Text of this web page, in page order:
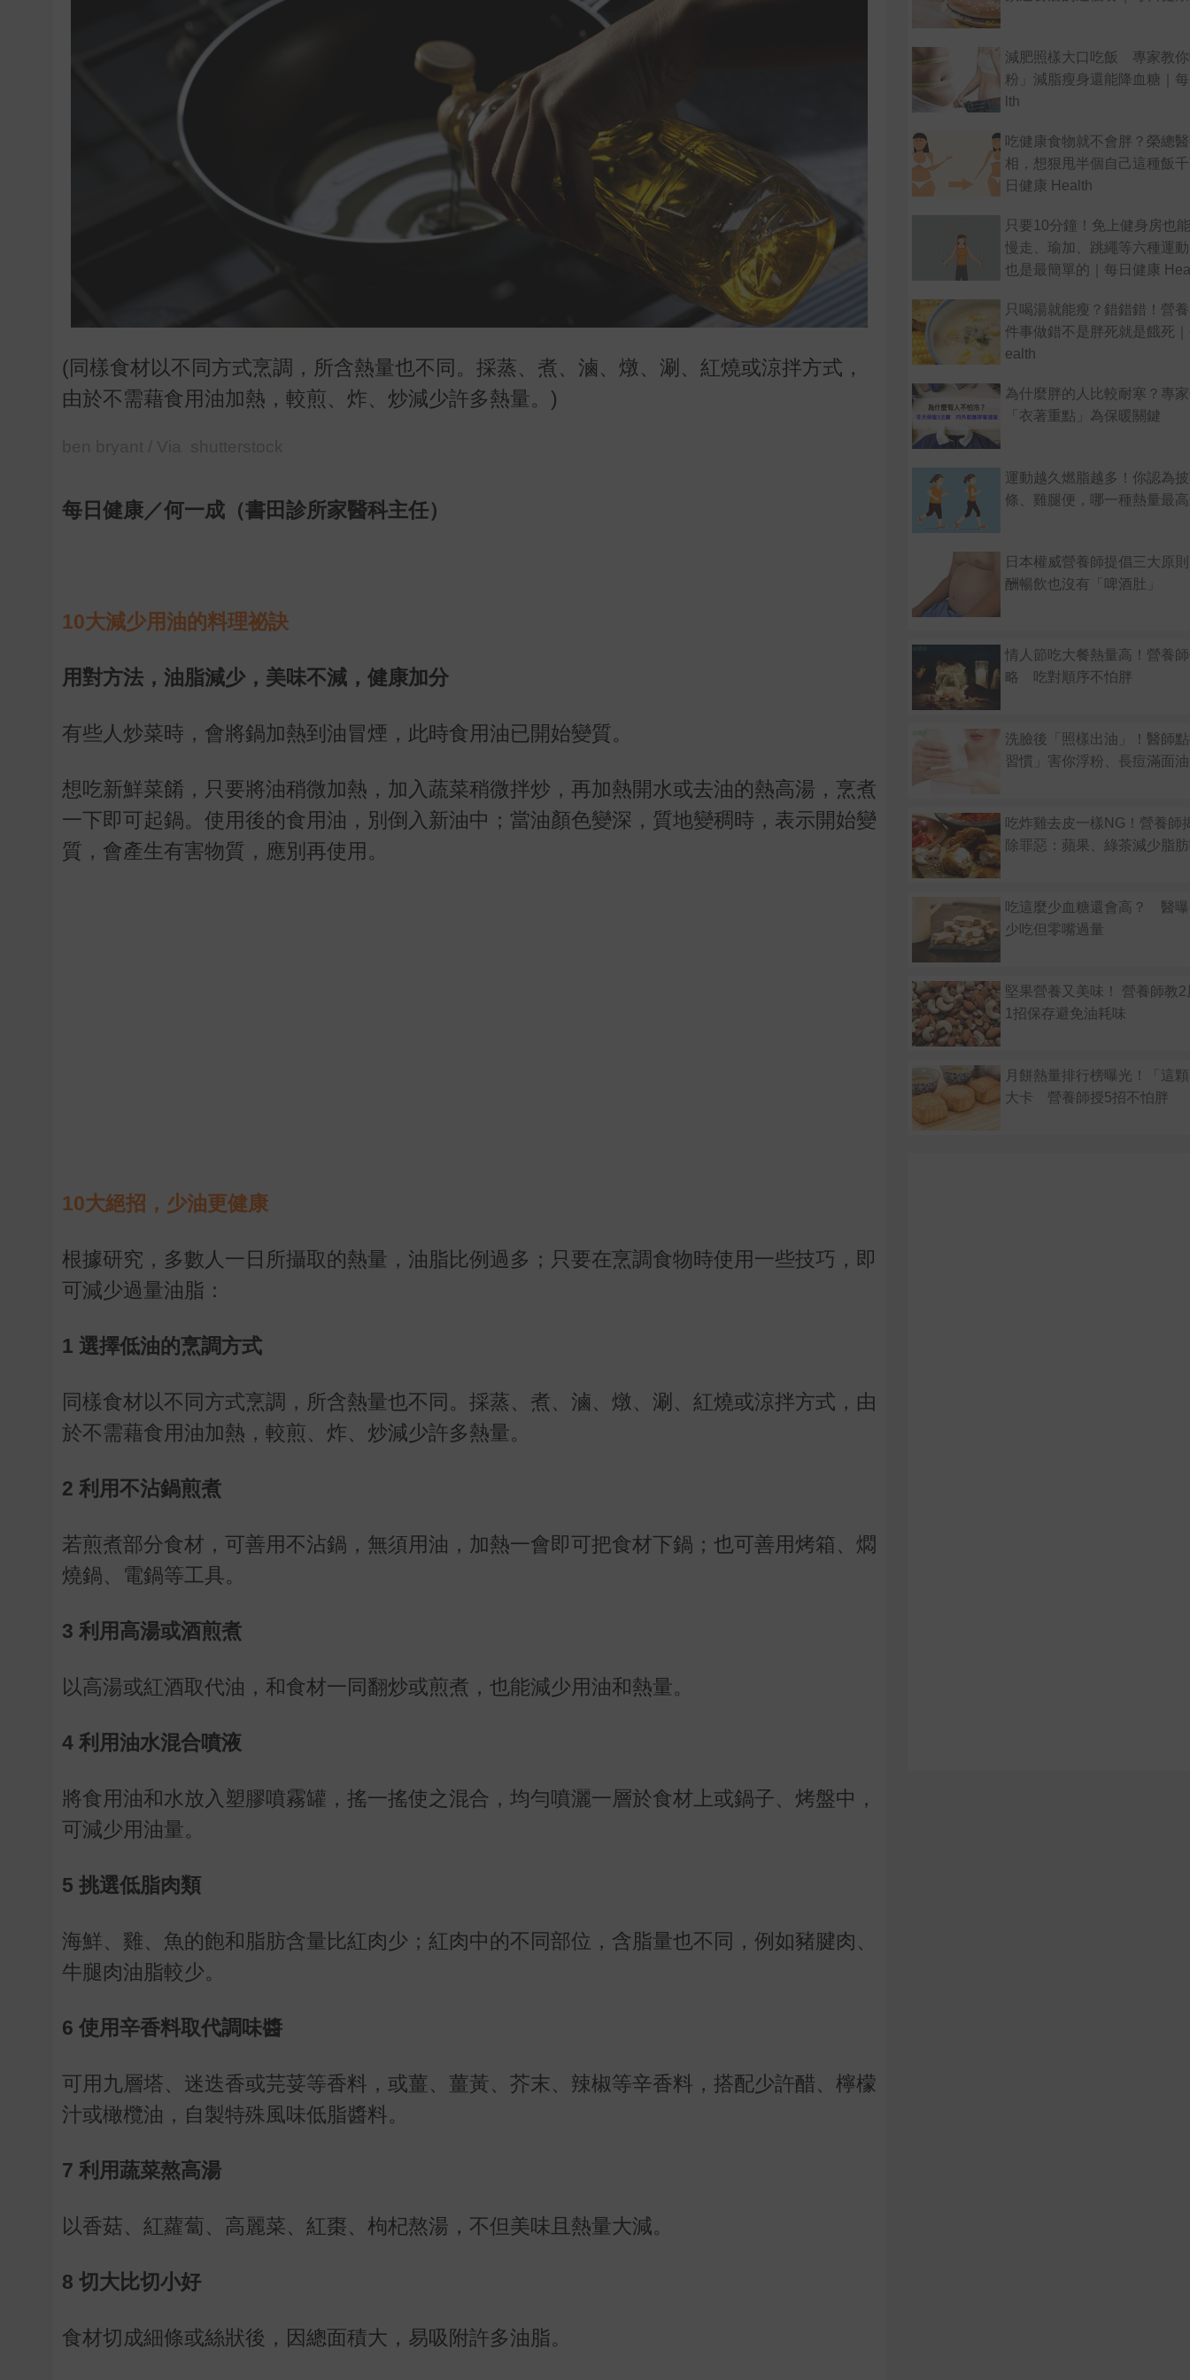
(同樣食材以不同方式烹調，所含熱量也不同。採蒸、煮、滷、燉、涮、紅燒或涼拌方式，
由於不需藉食用油加熱，較煎、炸、炒減少許多熱量。)
每日健康／何一成（書田診所家醫科主任）
10大減少用油的料理祕訣
用對方法，油脂減少，美味不減，健康加分
有些人炒菜時，會將鍋加熱到油冒煙，此時食用油已開始變質。
想吃新鮮菜餚，只要將油稍微加熱，加入蔬菜稍微拌炒，再加熱開水或去油的熱高湯，烹煮
一下即可起鍋。使用後的食用油，別倒入新油中；當油顏色變深，質地變稠時，表示開始變
質，會產生有害物質，應別再使用。
10大絕招，少油更健康
根據研究，多數人一日所攝取的熱量，油脂比例過多；只要在烹調食物時使用一些技巧，即
可減少過量油脂：
1 選擇低油的烹調方式
同樣食材以不同方式烹調，所含熱量也不同。採蒸、煮、滷、燉、涮、紅燒或涼拌方式，由
於不需藉食用油加熱，較煎、炸、炒減少許多熱量。
2 利用不沾鍋煎煮
若煎煮部分食材，可善用不沾鍋，無須用油，加熱一會即可把食材下鍋；也可善用烤箱、燜
燒鍋、電鍋等工具。
3 利用高湯或酒煎煮
以高湯或紅酒取代油，和食材一同翻炒或煎煮，也能減少用油和熱量。
4 利用油水混合噴液
將食用油和水放入塑膠噴霧罐，搖一搖使之混合，均勻噴灑一層於食材上或鍋子、烤盤中，
可減少用油量。
5 挑選低脂肉類
海鮮、雞、魚的飽和脂肪含量比紅肉少；紅肉中的不同部位，含脂量也不同，例如豬腱肉、
牛腿肉油脂較少。
6 使用辛香料取代調味醬
可用九層塔、迷迭香或芫荽等香料，或薑、薑黃、芥末、辣椒等辛香料，搭配少許醋、檸檬
汁或橄欖油，自製特殊風味低脂醬料。
7 利用蔬菜熬高湯
以香菇、紅蘿蔔、高麗菜、紅棗、枸杞熬湯，不但美味且熱量大減。
8 切大比切小好
食材切成細條或絲狀後，因總面積大，易吸附許多油脂。
減肥照樣大口吃飯 專家教
粉」減脂瘦身還能降血糖｜
lth
吃健康食物就不會胖？榮總
相，想狠甩半個自己這種飯
日健康 Health
只要10分鐘！免上健身房也
慢走、瑜加、跳繩等六種運
也是最簡單的｜每日健康
只喝湯就能瘦？錯錯錯！營
件事做錯不是胖死就是餓死
ealth
為什麼胖的人比較耐寒？專
「衣著重點」為保暖關鍵
運動越久燃脂越多！你認為
條、雞腿便，哪一種熱量最
日本權威營養師提倡三大原
酬暢飲也沒有「啤酒肚」
情人節吃大餐熱量高！營養
略 吃對順序不怕胖
洗臉後「照樣出油」！醫師
習慣」害你浮粉、長痘滿面
吃炸雞去皮一樣NG！營養師
除罪惡：蘋果、綠茶減少脂
吃這麼少血糖還會高？ 醫
少吃但零嘴過量
堅果營養又美味！ 營養師
1招保存避免油耗味
月餅熱量排行榜曝光！「這
大卡 營養師授5招不怕胖